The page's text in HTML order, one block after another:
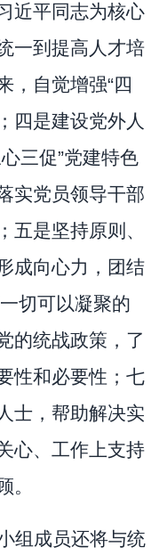
近平同志为核心
一到提高人才培
，自觉增强“四
；四是建设党外人
三促”党建特色
实党员领导干部
五是坚持原则、
成向心力，团结
切可以凝聚的
的统战政策，了
性和必要性；七
士，帮助解决实
心、工作上支持
。
组成员还将与统